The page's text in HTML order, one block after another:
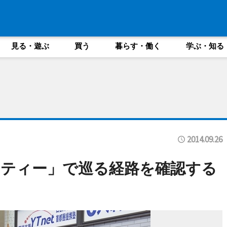
見る・遊ぶ 買う 暮らす・働く 学ぶ・知る
2014.09.26
ィー」で巡る経路を確認する